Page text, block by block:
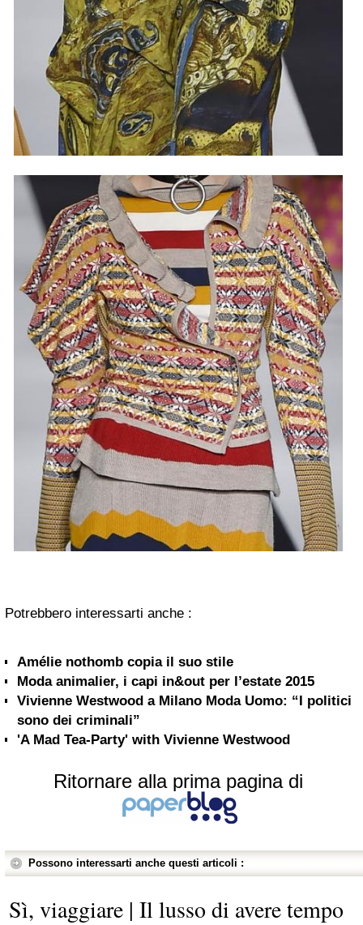
Potrebbero interessarti anche :
Amélie nothomb copia il suo stile
Moda animalier, i capi in&out per l’estate 2015
Vivienne Westwood a Milano Moda Uomo: “I politici
sono dei criminali”
'A Mad Tea-Party' with Vivienne Westwood
Ritornare alla prima pagina di
Possono interessarti anche questi articoli :
Sì, viaggiare | Il lusso di avere tempo